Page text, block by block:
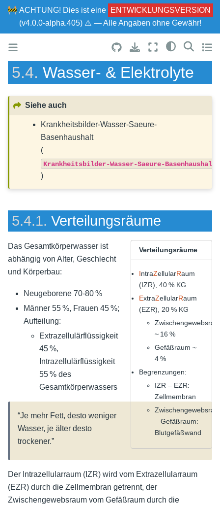
🚧 ACHTUNG! Dies ist eine
ENTWICKLUNGSVERSION
(v4.0.0-alpha.405) ⚠ — Alle Angaben ohne Gewähr!
5.4. Wasser- & Elektrolyte
Siehe auch
Krankheitsbilder-Wasser-Saeure-
Basenhaushalt
(
Krankheitsbilder-Wasser-Saeure-Basenhaushalt
)
5.4.1. Verteilungsräume
Verteilungsräume
IntraZellularRaum
(IZR), 40 % KG
ExtraZellularRaum
(EZR), 20 % KG
~ 16 %
Gefäßraum ~
4 %
Begrenzungen:
IZR – EZR:
Zellmembran
– Gefäßraum:
Blutgefäßwand
Das Gesamtkörperwasser ist
abhängig von Alter, Geschlecht
und Körperbau:
Neugeborene 70-80 %
Männer 55 %, Frauen 45 %;
Aufteilung:
Extrazellulärflüssigkeit
45 %,
Intrazellulärflüssigkeit
55 % des
Gesamtkörperwassers
“Je mehr Fett, desto weniger
Wasser, je älter desto
trockener.”
Der Intrazellularraum (IZR) wird vom Extrazellularraum
(EZR) durch die Zellmembran getrennt, der
Zwischengewebsraum vom Gefäßraum durch die